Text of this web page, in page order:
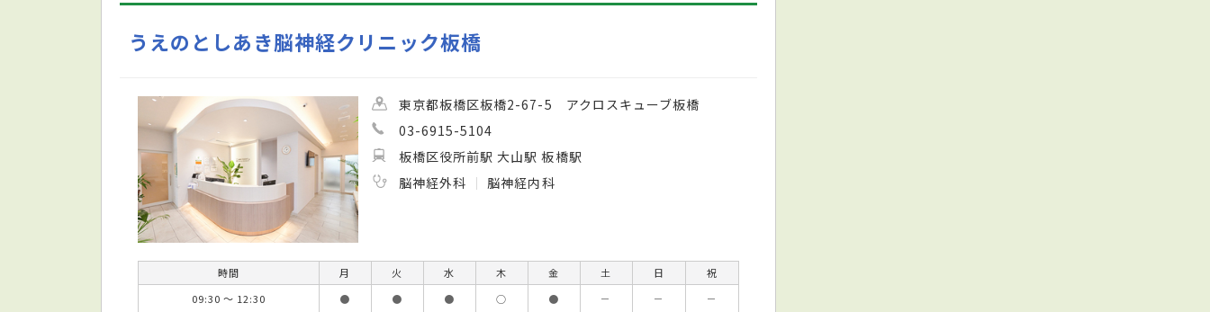
うえのとしあき脳神経クリニック板橋
東京都板橋区板橋2-67-5 アクロスキューブ板橋
03-6915-5104
板橋区役所前駅 大山駅 板橋駅
脳神経外科
脳神経内科
時間 月 火 水 木 金 土 日
祝
09:30 ～ 12:30
● ● ● ○ ● － －
－